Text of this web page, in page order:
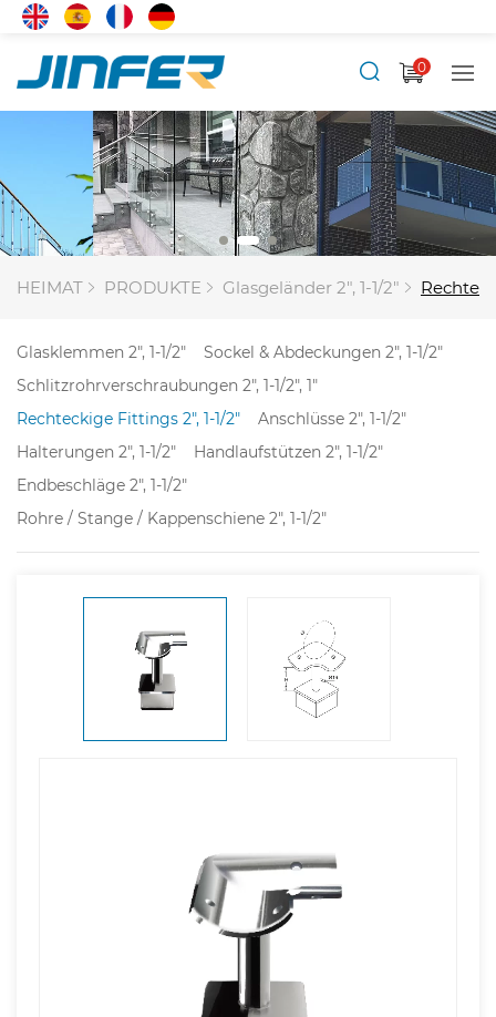
0
HEIMAT PRODUKTE Glasgeländer 2", 1-1/2"
Glasklemmen 2", 1-1/2"
Sockel & Abdeckungen 2", 1-1/2"
Schlitzrohrverschraubungen 2", 1-1/2", 1"
Rechteckige Fittings 2", 1-1/2"
Anschlüsse 2", 1-1/2"
Halterungen 2", 1-1/2"
Handlaufstützen 2", 1-1/2"
Endbeschläge 2", 1-1/2"
Rohre / Stange / Kappenschiene 2", 1-1/2"